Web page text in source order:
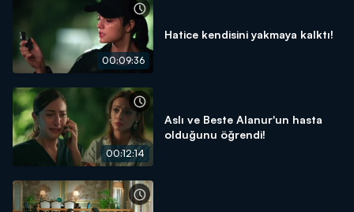
00:09:36
Hatice kendisini yakmaya kalktı!
00:12:14
Aslı ve Beste Alanur'un hasta
olduğunu öğrendi!